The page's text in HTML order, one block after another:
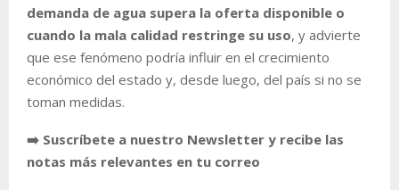
demanda de agua supera la oferta disponible o
cuando la mala calidad restringe su uso, y advierte
que ese fenómeno podría influir en el crecimiento
económico del estado y, desde luego, del país si no se
toman medidas.
➡️ Suscríbete a nuestro Newsletter y recibe las
notas más relevantes en tu correo